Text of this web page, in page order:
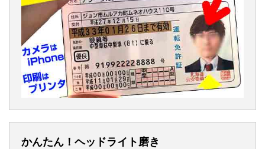
かんたん！ヘッドライト磨き